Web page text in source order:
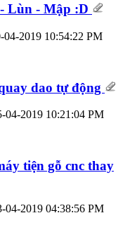
Lùn - Mập :D
04-2019 10:54:22 PM
dao tự động
04-2019 10:21:04 PM
tiện gỗ cnc thay
04-2019 04:38:56 PM